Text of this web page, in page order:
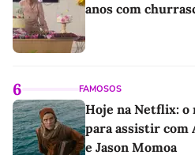
anos com
6 FAMOSOS
Hoje na Netflix:
para assistir com
e Jason Momoa